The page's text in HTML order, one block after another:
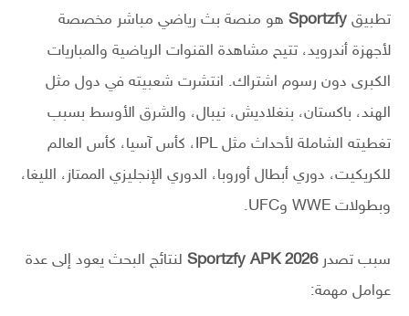
تطبيق Sportzfy هو منصة بث رياضي مباشر مخصصة
لأجهزة أندرويد، تتيح مشاهدة القنوات الرياضية والمباريات
الكبرى دون رسوم اشتراك. انتشرت شعبيته في دول مثل
الهند، باكستان، بنغلاديش، نيبال، والشرق الأوسط بسبب
تغطيته الشاملة لأحداث مثل IPL، كأس آسيا، كأس العالم
للكريكيت، دوري أبطال أوروبا، الدوري الإنجليزي الممتاز، الليغا،
وبطولات WWE وUFC.
سبب تصدرSportzfy APK 2026 لنتائج البحث يعود إلى عدة
عوامل مهمة: